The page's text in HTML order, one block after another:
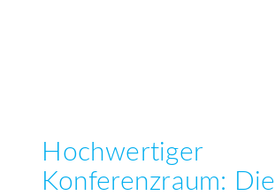
Hochwertiger
Konferenzraum: Die